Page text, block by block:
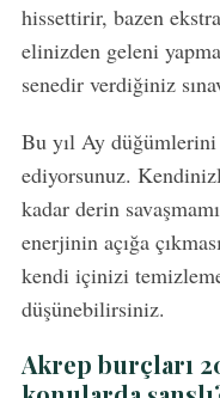
hissettirir, bazen
elinizden geleni
senedir verdiğiniz
Bu yıl Ay
ediyorsunuz.
kadar derin
enerjinin açığa
kendi içinizi
düşünebilirsiniz.
Akrep burçları